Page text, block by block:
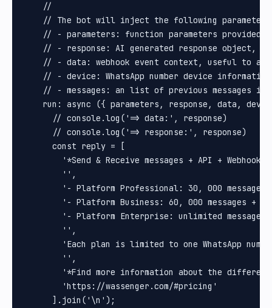
    //
// The bot will inject the following
// - parameters: function parameters provided
// - response: AI generated response object,
// - data: webhook event context, useful to
// - device: WhatsApp number device
// - messages: an list of previous messages in
run: async ({ parameters, response, data,
      // console.log('=> data:', response)
      // console.log('=> response:', response)
      const reply = [
'*Send & Receive messages + API +
        '',
'- Platform Professional: 30, 000
'- Platform Business: 60, 000 messages +
'- Platform Enterprise: unlimited messages
        '',
'Each plan is limited to one WhatsApp
        '',
'*Find more information about the
        'https://wassenger.com/#pricing'
      ].join('\n');